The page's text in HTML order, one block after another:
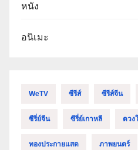
หนัง
อนิเมะ
WeTV ซีรีส์ ซีรีส์จีน
ซีรี่ย์จีน ซีรี่ย์เกาหลี ดวง
ทองประกายแสด ภาพยนตร์